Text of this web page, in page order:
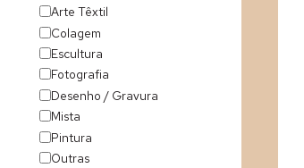
Arte Têxtil
Colagem
Escultura
Fotografia
Desenho / Gravura
Mista
Pintura
Outras